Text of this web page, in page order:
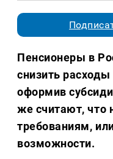
Пенсионеры в
снизить
оформив
же считают, что
требованиям,
возможности.